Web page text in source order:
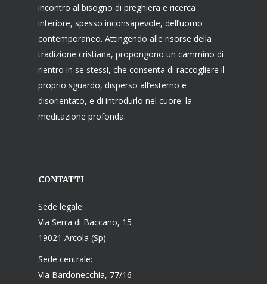
incontro al bisogno di preghiera e ricerca
interiore, spesso inconsapevole, dell’uomo
contemporaneo. Attingendo alle risorse della
tradizione cristiana, propongono un cammino di
rientro in se stessi, che consenta di raccogliere il
proprio sguardo, disperso all’esterno e
disorientato, e di introdurlo nel cuore: la
meditazione profonda.
CONTATTI
Sede legale:
Via Serra di Baccano, 15
19021 Arcola (Sp)
Sede centrale:
Via Bardonecchia, 77/16